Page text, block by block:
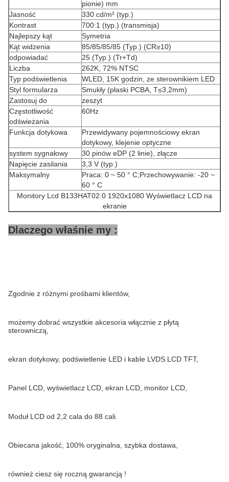
pionie) mm
Jasność
330 cd/m² (typ.)
Kontrast
700:1 (typ.) (transmisja)
Najlepszy kąt
Symetria
Kąt widzenia
85/85/85/85 (Typ.) (CR≥10)
odpowiadać
25 (Typ.) (Tr+Td)
Liczba
262K, 72% NTSC
Typ podświetlenia
WLED, 15K godzin, ze sterownikiem LED
Styl formularza
Smukły (płaski PCBA, T≤3,2mm)
Zastosuj do
zeszyt
Częstotliwość
odświeżania
60Hz
Funkcja dotykowa
Przewidywany pojemnościowy ekran
dotykowy, klejenie optyczne
system sygnałowy
30 pinów eDP (2 linie), złącze
Napięcie zasilania
3,3 V (typ.)
Maksymalny
Praca: 0 ~ 50 ° C;Przechowywanie: -20 ~
60 ° C
Monitory Lcd B133HAT02.0 1920x1080 Wyświetlacz LCD na
ekranie
Dlaczego właśnie my :
Zgodnie z różnymi prośbami klientów,
możemy dobrać wszystkie akcesoria włącznie z płytą
sterowniczą,
ekran dotykowy, podświetlenie LED i kable LVDS.LCD TFT,
Panel LCD, wyświetlacz LCD, ekran LCD, monitor LCD,
Moduł LCD od 2,2 cala do 88 cali.
Obiecana jakość, 100% oryginalna, szybka dostawa,
również ciesz się roczną gwarancją !